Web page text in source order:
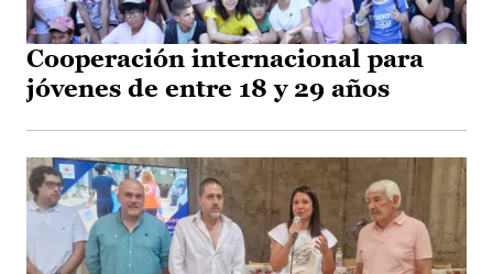
Cooperación internacional para
jóvenes de entre 18 y 29 años